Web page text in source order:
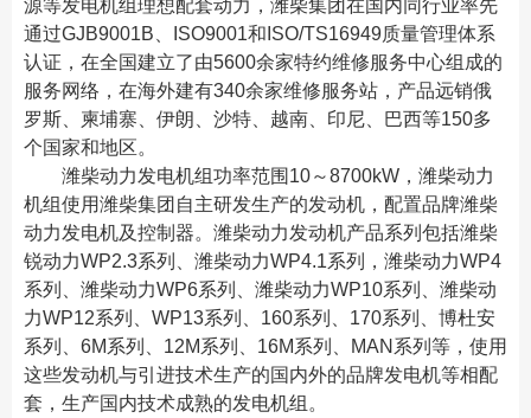
源等发电机组理想配套动力，潍柴集团在国内同行业率先
通过GJB9001B、ISO9001和ISO/TS16949质量管理体系
认证，在全国建立了由5600余家特约维修服务中心组成的
服务网络，在海外建有340余家维修服务站，产品远销俄
罗斯、柬埔寨、伊朗、沙特、越南、印尼、巴西等150多
个国家和地区。
潍柴动力发电机组功率范围10～8700kW，潍柴动力
机组使用潍柴集团自主研发生产的发动机，配置品牌潍柴
动力发电机及控制器。潍柴动力发动机产品系列包括潍柴
锐动力WP2.3系列、潍柴动力WP4.1系列，潍柴动力WP4
系列、潍柴动力WP6系列、潍柴动力WP10系列、潍柴动
力WP12系列、WP13系列、160系列、170系列、博杜安
系列、6M系列、12M系列、16M系列、MAN系列等，使用
这些发动机与引进技术生产的国内外的品牌发电机等相配
套，生产国内技术成熟的发电机组。